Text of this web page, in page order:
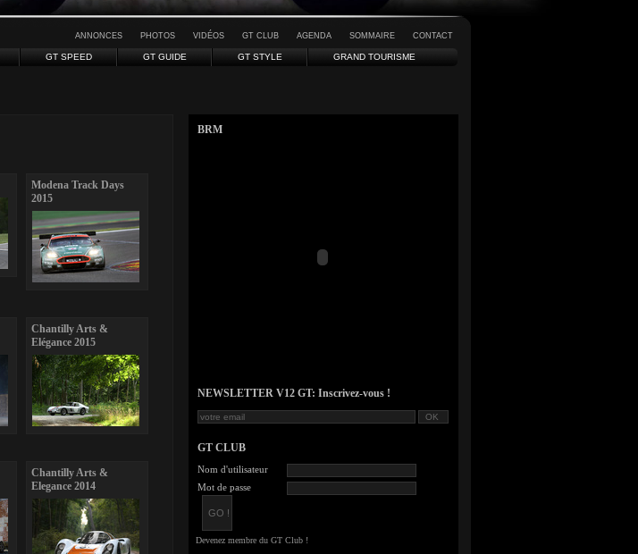
ANNONCES PHOTOS VIDÉOS GT CLUB AGENDA SOMMAIRE CONTACT
GT SPEED GT GUIDE GT STYLE GRAND TOURISME
Modena Track Days
2015
Chantilly Arts &
Elégance 2015
Chantilly Arts &
Elegance 2014
BRM
NEWSLETTER V12 GT: Inscrivez-vous !
GT CLUB
Nom d'utilisateur
Mot de passe